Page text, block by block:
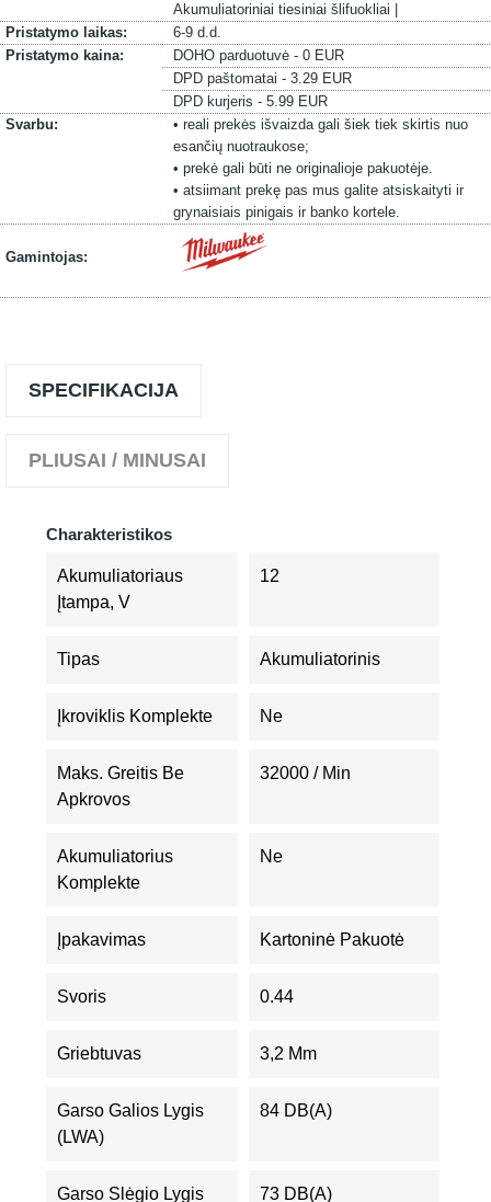
Akumuliatoriniai tiesiniai šlifuokliai |
Pristatymo laikas:
6-9 d.d.
Pristatymo kaina:
DOHO parduotuvė - 0 EUR
DPD paštomatai - 3.29 EUR
DPD kurjeris - 5.99 EUR
Svarbu:
• reali prekės išvaizda gali šiek tiek skirtis nuo
esančių nuotraukose;
• prekė gali būti ne originalioje pakuotėje.
• atsiimant prekę pas mus galite atsiskaityti ir
grynaisiais pinigais ir banko kortele.
Gamintojas:
SPECIFIKACIJA
PLIUSAI / MINUSAI
Charakteristikos
Akumuliatoriaus
Įtampa, V
12
Tipas Akumuliatorinis
Įkroviklis Komplekte Ne
Maks. Greitis Be
Apkrovos
32000 / Min
Akumuliatorius
Komplekte
Ne
Įpakavimas Kartoninė Pakuotė
Svoris 0.44
Griebtuvas 3,2 Mm
Garso Galios Lygis
(LWA)
84 DB(A)
Garso Slėgio Lygis 73 DB(A)